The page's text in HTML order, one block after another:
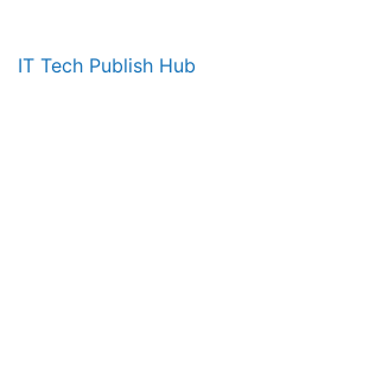
IT Tech Publish Hub